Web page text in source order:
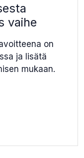
vaihe
on
ja lisätä
mukaan.